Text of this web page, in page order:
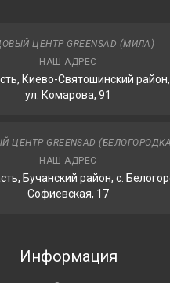
ЦЕНТР GREENSAD (МИЛА)
НАШ АДРЕС
Киево-Святошинский
ул. Комарова, 91
ЦЕНТР GREENSAD
НАШ АДРЕС
Бучанский район, с.
Софиевская, 17
Информация